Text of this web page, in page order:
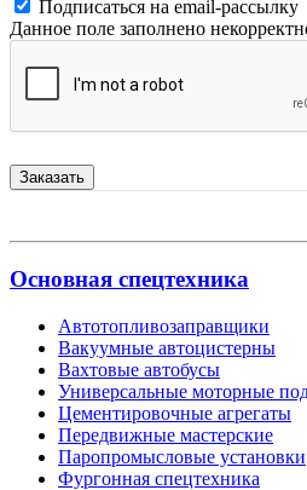
Подписаться на email-рассылку
Данное поле заполнено
Основная спецтехника
Автотопливозаправщики
Вакуумные автоцистерны
Вахтовые автобусы
Универсальные моторные
Цементировочные агрегаты
Передвижные мастерские
Паропромысловые установки
Фургонная спецтехника